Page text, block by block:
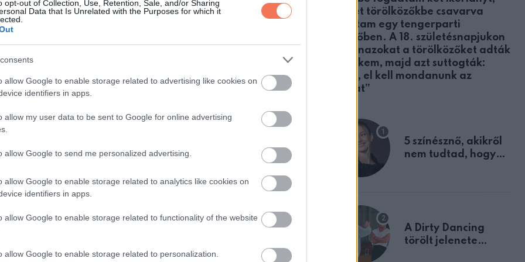
opt-out of Collection, Use, Retention, Sale, and/or Sharing
Data that Is Unrelated with the Purposes for which it
allow Google to enable storage related to advertising like cookies on
identifiers in apps.
allow my user data to be sent to Google for online advertising
allow Google to send me personalized advertising.
allow Google to enable storage related to analytics like cookies on
identifiers in apps.
allow Google to enable storage related to functionality of the website
allow Google to enable storage related to personalization.
lehúzta, azt hittem ennyit már
akiket törölközőkbe csavarva
találtam egy tengerparti
öltözőben. A 18. születésnapjukon
ugyanazokat a törölközőket adták
át nekem, majd azt suttogták:
„Apa, el kell mondanunk az
igazat”
5 színésznő, akikről
nem tudtad, hogy
A Dirty Dancing
törölt jelenete